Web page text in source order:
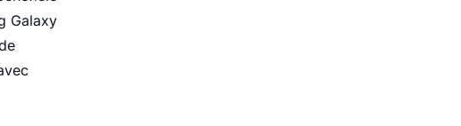
Galaxy